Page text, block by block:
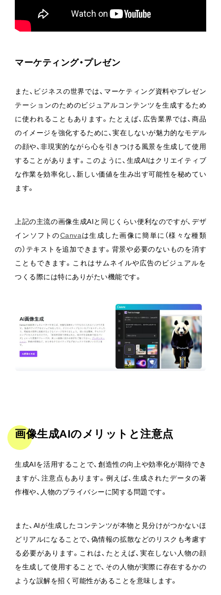
マーケティング・プレゼン
また、ビジネスの世界では、マーケティング資料やプレゼン
テーションのためのビジュアルコンテンツを生成するため
に使われることもあります。たとえば、広告業界では、商品
のイメージを強化するために、実在しないが魅力的なモデル
の顔や、非現実的ながら心を引きつける風景を生成して使用
することがあります。このように、生成AIはクリエイティブ
な作業を効率化し、新しい価値を生み出す可能性を秘めてい
ます。
上記の主流の画像生成AIと同じくらい便利なのですが、デザ
インソフトのCanvaは生成した画像に簡単に（様々な種類
の）テキストを追加できます。背景や必要のないものを消す
こともできます。これはサムネイルや広告のビジュアルを
つくる際には特にありがたい機能です。
画像生成AIのメリットと注意点
生成AIを活用することで、創造性の向上や効率化が期待でき
ますが、注意点もあります。例えば、生成されたデータの著
作権や、人物のプライバシーに関する問題です。
また、AIが生成したコンテンツが本物と見分けがつかないほ
どリアルになることで、偽情報の拡散などのリスクも考慮す
る必要があります。これは、たとえば、実在しない人物の顔
を生成して使用することで、その人物が実際に存在するかの
ような誤解を招く可能性があることを意味します。